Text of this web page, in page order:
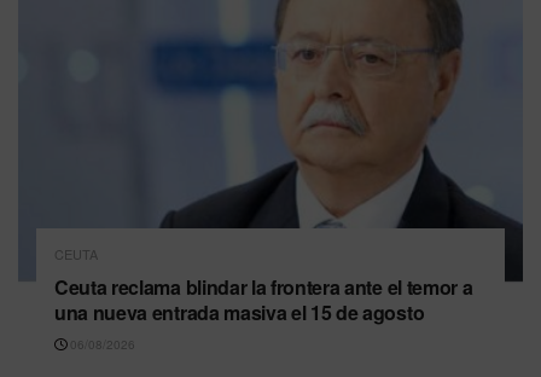
CEUTA
Ceuta reclama blindar la frontera ante el temor a
una nueva entrada masiva el 15 de agosto
06/08/2026